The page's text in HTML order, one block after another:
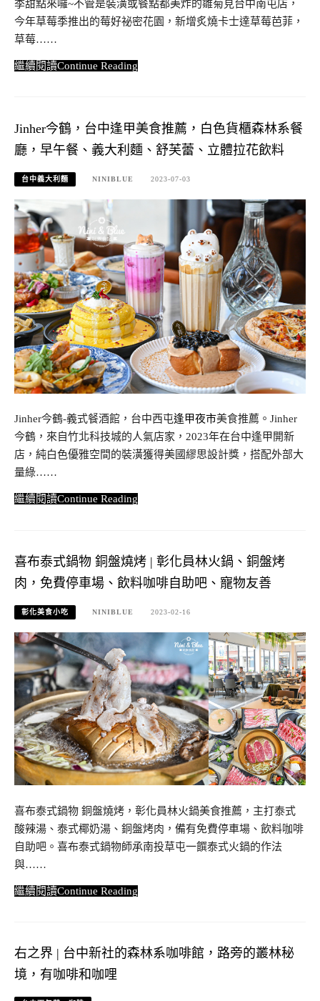
季甜點來囉~不管是裝潢或餐點都美炸的雛菊見台中南屯店，
今年草莓季推出的莓好祕密花園，新增炙燒卡士達草莓芭菲，
草莓……
Continue Reading
Jinher今鶴，台中逢甲美食推薦，白色貨櫃森林系餐
廳，早午餐、義大利麵、舒芙蕾、立體拉花飲料
台中義大利麵 NINIBLUE 2023-07-03
Jinher今鶴-義式餐酒館，台中西屯逢甲夜市美食推薦。Jinher
今鶴，來自竹北科技城的人氣店家，2023年在台中逢甲開新
店，純白色優雅空間的裝潢獲得美國繆思設計獎，搭配外部大
量綠……
Continue Reading
喜布泰式鍋物 銅盤燒烤 | 彰化員林火鍋、銅盤烤
肉，免費停車場、飲料咖啡自助吧、寵物友善
彰化美食小吃 NINIBLUE 2023-02-16
喜布泰式鍋物 銅盤燒烤，彰化員林火鍋美食推薦，主打泰式
酸辣湯、泰式椰奶湯、銅盤烤肉，備有免費停車場、飲料咖啡
自助吧。喜布泰式鍋物師承南投草屯一饌泰式火鍋的作法
與……
Continue Reading
右之界 | 台中新社的森林系咖啡館，路旁的叢林秘
境，有咖啡和咖哩